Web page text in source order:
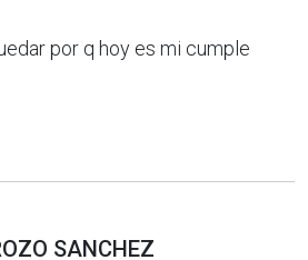
por q hoy es mi cumple
SANCHEZ